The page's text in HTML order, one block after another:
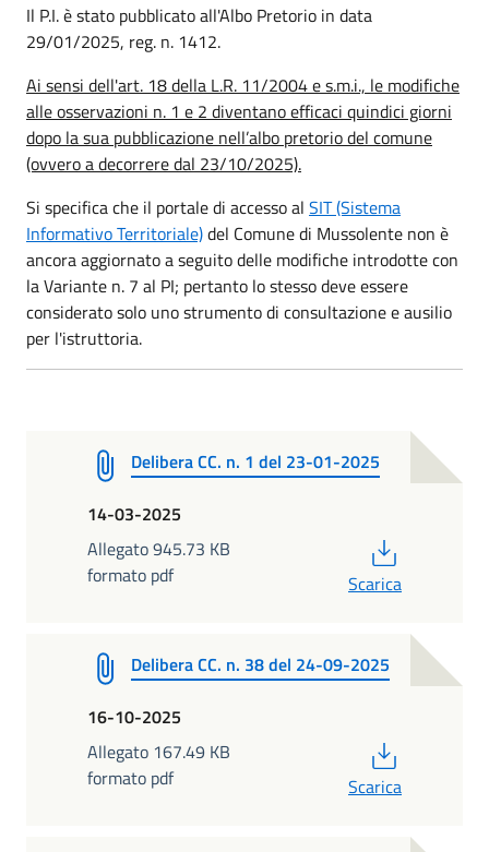
Il P.I. è stato pubblicato all'Albo Pretorio in data
29/01/2025, reg. n. 1412.
Ai sensi dell'art. 18 della L.R. 11/2004 e s.m.i., le modifiche
alle osservazioni n. 1 e 2 diventano efficaci quindici giorni
dopo la sua pubblicazione nell’albo pretorio del comune
(ovvero a decorrere dal 23/10/2025).
Si specifica che il portale di accesso al SIT (Sistema
Informativo Territoriale)del Comune di Mussolente non è
ancora aggiornato a seguito delle modifiche introdotte con
la Variante n. 7 al PI; pertanto lo stesso deve essere
considerato solo uno strumento di consultazione e ausilio
per l'istruttoria.
Delibera CC. n. 1 del 23-01-2025
14-03-2025
Allegato 945.73 KB
formato pdf
Scarica
Delibera CC. n. 38 del 24-09-2025
16-10-2025
Allegato 167.49 KB
formato pdf
Scarica